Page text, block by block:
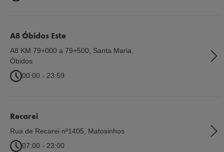
A8 Óbidos Este
A8 KM 79+000 a 79+500, Santa Maria
Óbidos
00:00 - 23:59
Recarei
Rua de Recarei nº1405
Matosinhos
07:00 - 23:00